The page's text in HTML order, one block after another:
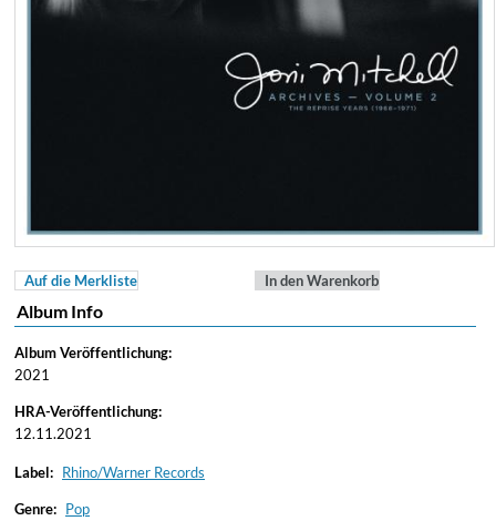
Auf die Merkliste In den Warenkorb
Album Info
Album Veröffentlichung:
2021
HRA-Veröffentlichung:
12.11.2021
Label: Rhino/Warner Records
Genre: Pop